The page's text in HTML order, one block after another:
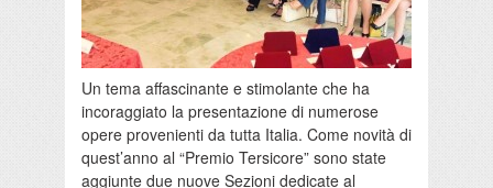
Un tema affascinante e stimolante che ha
incoraggiato la presentazione di numerose
opere provenienti da tutta Italia. Come novità di
quest’anno al “Premio Tersicore” sono state
aggiunte due nuove Sezioni dedicate al